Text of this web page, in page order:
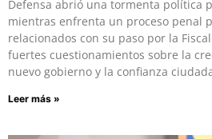
Defensa abrió una tormenta política
mientras enfrenta un proceso penal
relacionados con su paso por la
fuertes cuestionamientos sobre la
nuevo gobierno y la confianza
Leer más »